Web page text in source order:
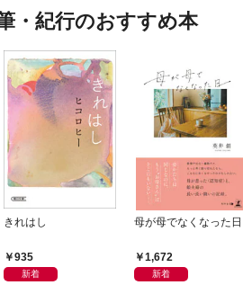
・紀行のおすすめ本
きれはし
935
新着
母が母でなくなった日
1,672
新着